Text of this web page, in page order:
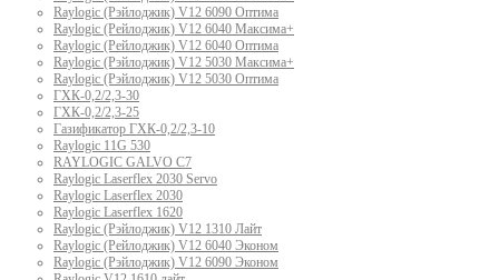
Raylogic (Рэйлоджик) V12 6090 Оптима
Raylogic (Рейлоджик) V12 6040 Максима+
Raylogic (Рейлоджик) V12 6040 Оптима
Raylogic (Рэйлоджик) V12 5030 Максима+
Raylogic (Рэйлоджик) V12 5030 Оптима
ГХК-0,2/2,3-30
ГХК-0,2/2,3-25
Газификатор ГХК-0,2/2,3-10
Raylogic 11G 530
RAYLOGIC GALVO С7
Raylogic Laserflex 2030 Servo
Raylogic Laserflex 2030
Raylogic Laserflex 1620
Raylogic (Рэйлоджик) V12 1310 Лайт
Raylogic (Рейлоджик) V12 6040 Эконом
Raylogic (Рэйлоджик) V12 6090 Эконом